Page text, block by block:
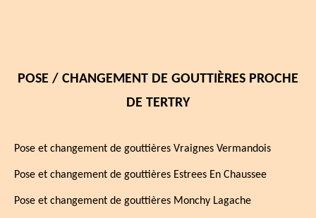
POSE / CHANGEMENT DE GOUTTIÈRES PROCHE
DE TERTRY
Pose et changement de gouttières Vraignes Vermandois
Pose et changement de gouttières Estrees En Chaussee
Pose et changement de gouttières Monchy Lagache